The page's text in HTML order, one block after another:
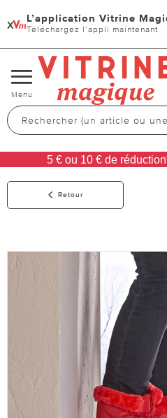
x L’application Vitrine
Téléchargez l’appli maintenant
Changer
de
navigation
Menu
5 € ou 10 € de
Retour